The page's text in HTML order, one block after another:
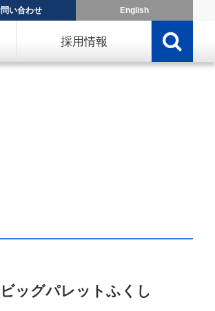
い合わせ English
採用情報
ッグパレットふくし